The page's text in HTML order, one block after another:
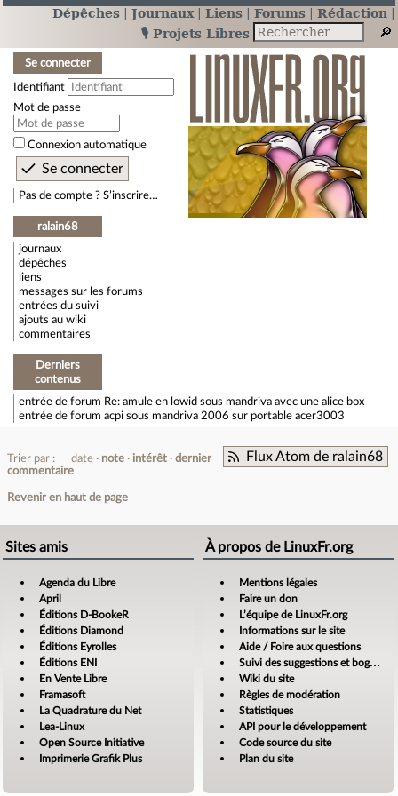
Dépêches Journaux Liens Forums
Rédaction
🎙️ Projets Libres
Se connecter
Identifiant
Mot de passe
Connexion automatique
Pas de compte ? S’inscrire…
ralain68
journaux
dépêches
liens
messages sur les forums
entrées du suivi
ajouts au wiki
commentaires
Derniers
contenus
entrée de forum Re: amule en lowid sous mandriva avec une alice box
entrée de forum acpi sous mandriva 2006 sur portable acer3003
Flux Atom de ralain68
Trier par : date note intérêt
dernier
commentaire
Revenir en haut de page
Sites amis
Agenda du Libre
April
Éditions D-BookeR
Éditions Diamond
Éditions Eyrolles
Éditions ENI
En Vente Libre
Framasoft
La Quadrature du Net
Lea-Linux
Open Source Initiative
Imprimerie Grafik Plus
À propos de LinuxFr.org
Mentions légales
Faire un don
L’équipe de LinuxFr.org
Informations sur le site
Aide / Foire aux questions
Suivi des suggestions et bogues
Wiki du site
Règles de modération
Statistiques
API pour le développement
Code source du site
Plan du site